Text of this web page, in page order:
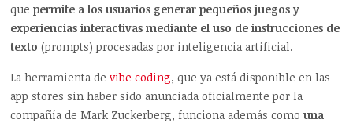
que permite a los usuarios generar pequeños juegos y
experiencias interactivas mediante el uso de instrucciones de
texto (prompts) procesadas por inteligencia artificial.
La herramienta devibe coding, que ya está disponible en las
app stores sin haber sido anunciada oficialmente por la
compañía de Mark Zuckerberg, funciona además comouna